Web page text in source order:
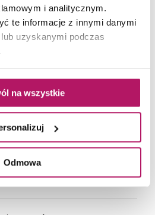
i analitycznym.
te informacje z innymi danymi
uzyskanymi podczas
na wszystkie
Odmowa
Tak
Tak
Tak